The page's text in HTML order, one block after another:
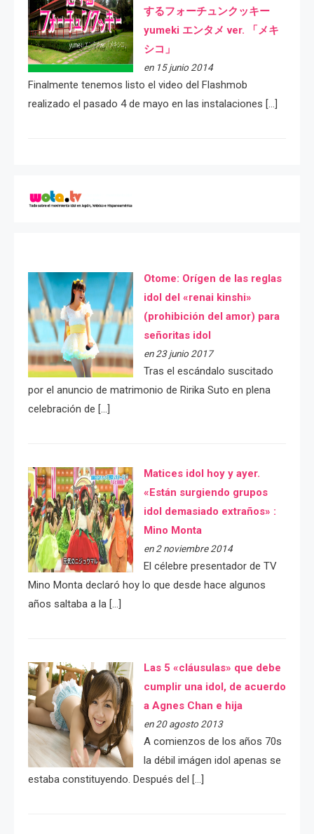
するフォーチュンクッキー
yumeki エンタメ ver. 「メキ
シコ」
en 15 junio 2014
Finalmente tenemos listo el video del Flashmob
realizado el pasado 4 de mayo en las instalaciones […]
Otome: Orígen de las reglas
idol del «renai kinshi»
(prohibición del amor) para
señoritas idol
en 23 junio 2017
Tras el escándalo suscitado
por el anuncio de matrimonio de Ririka Suto en plena
celebración de […]
Matices idol hoy y ayer.
«Están surgiendo grupos
idol demasiado extraños» :
Mino Monta
en 2 noviembre 2014
El célebre presentador de TV
Mino Monta declaró hoy lo que desde hace algunos
años saltaba a la […]
Las 5 «cláusulas» que debe
cumplir una idol, de acuerdo
a Agnes Chan e hija
en 20 agosto 2013
A comienzos de los años 70s
la débil imágen idol apenas se
estaba constituyendo. Después del […]